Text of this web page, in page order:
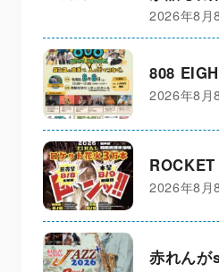
2026年8月
808
2026年8月
2026年8月
赤れんが